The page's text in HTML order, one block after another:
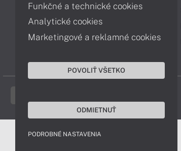
Ochrana osobných údajov
Vrátenie tovaru
Vyhlásenie o prístupnosti
Funkčné a technické cookies
Analytické cookies
Marketingové a reklamné cookies
POVOLIŤ VŠETKO
ODMIETNUŤ
PODROBNÉ NASTAVENIA